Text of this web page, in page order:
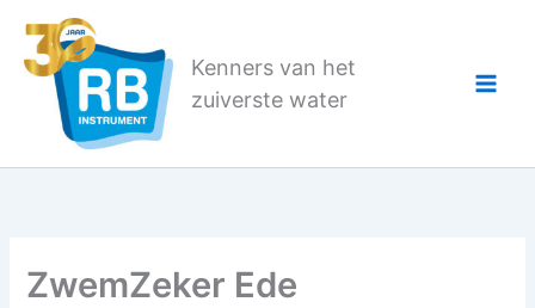
naar
Kenners van het
zuiverste water
ZwemZeker Ede